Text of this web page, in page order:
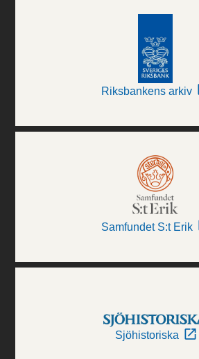
Riksbankens arkiv
Samfundet S:t Erik
Sjöhistoriska